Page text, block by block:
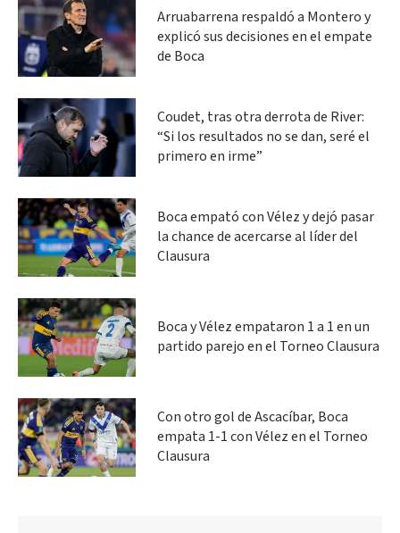
Arruabarrena respaldó a Montero y
explicó sus decisiones en el empate
de Boca
Coudet, tras otra derrota de River:
“Si los resultados no se dan, seré el
primero en irme”
Boca empató con Vélez y dejó pasar
la chance de acercarse al líder del
Clausura
Boca y Vélez empataron 1 a 1 en un
partido parejo en el Torneo Clausura
Con otro gol de Ascacíbar, Boca
empata 1-1 con Vélez en el Torneo
Clausura